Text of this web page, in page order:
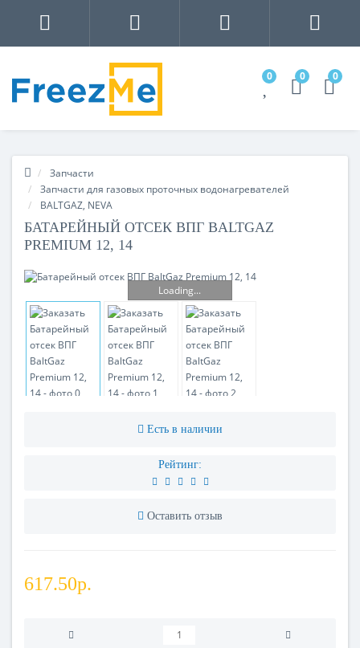
0 0 0
Запчасти
Запчасти для газовых проточных водонагревателей
BALTGAZ, NEVA
БАТАРЕЙНЫЙ ОТСЕК ВПГ BALTGAZ
PREMIUM 12, 14
Loading...
Есть в наличии
Рейтинг:
Оставить отзыв
617.50р.